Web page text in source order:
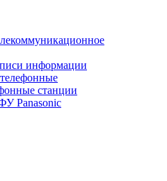
информации
станции
Panasonic